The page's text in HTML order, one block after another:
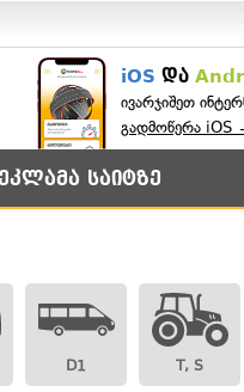
iOS და
ივარჯიშეთ
გადმოწერა iOS
საიტზე
D1 T, S